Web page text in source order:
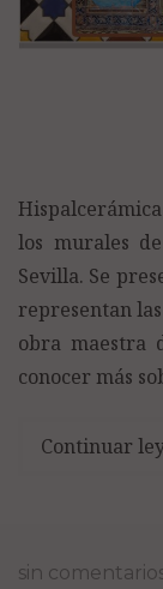
los murales
Sevilla. Se
representan
obra maestra
conocer más
Continuar
sin